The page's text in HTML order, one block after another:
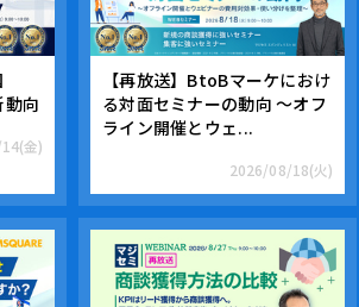
向
金)
【再放送】BtoBマーケにおけ
る対面セミナーの動向 ～オフ
ライン開催とウェ...
2026/08/18(火)